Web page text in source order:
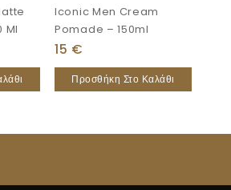
Ml
Iconic Men Cream
Pomade – 150ml
15 €
Προσθήκη Στο Καλάθι